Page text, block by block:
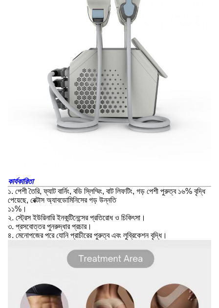
কার্যকারিতা
১. পেশী তৈরি, ফ্যাট বার্নিং, বডি স্লিম্মিং, বাট লিফটিং, গড় পেশী পুরুত্ব ১৬% বৃদ্ধি
পেয়েছে, রেক্টাস অ্যাবডোমিনিসের গড় উন্নতি
১১%।
২. স্ট্রেস ইউরিনারি ইনকন্টিনেন্সের প্রতিরোধ ও চিকিৎসা।
৩. প্রসবোত্তর পুনরুদ্ধার প্রচার।
৪. মেনোপজের পরে যোনি প্রাচীরের পুরুত্ব এবং লুব্রিকেশন বৃদ্ধি।